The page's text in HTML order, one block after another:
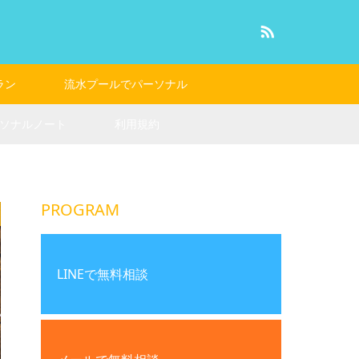
ン 流水プールでパーソナル
PROGRAM
LINEで無料相談